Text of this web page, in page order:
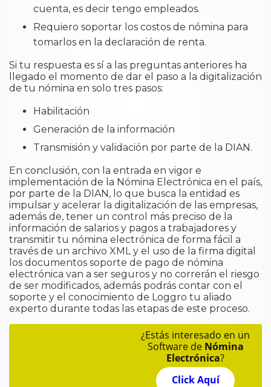
cuenta, es decir tengo empleados.
Requiero soportar los costos de nómina para
tomarlos en la declaración de renta.
Si tu respuesta es sí a las preguntas anteriores ha
llegado el momento de dar el paso a la digitalización
de tu nómina en solo tres pasos:
Habilitación
Generación de la información
Transmisión y validación por parte de la DIAN.
En conclusión, con la entrada en vigor e
implementación de la Nómina Electrónica en el país,
por parte de la DIAN, lo que busca la entidad es
impulsar y acelerar la digitalización de las empresas,
además de, tener un control más preciso de la
información de salarios y pagos a trabajadores y
transmitir tu nómina electrónica de forma fácil a
través de un archivo XML y el uso de la firma digital
los documentos soporte de pago de nómina
electrónica van a ser seguros y no correrán el riesgo
de ser modificados, además podrás contar con el
soporte y el conocimiento de Loggro tu aliado
experto durante todas las etapas de este proceso.
¿Estás interesado en un
Software de Nómina
Electrónica?
Click Aquí